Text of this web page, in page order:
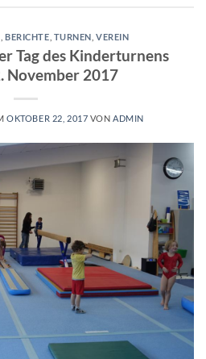
,BERICHTE TURNEN ,VEREIN
Tag des Kinderturnens
November 2017
OKTOBER 22, 2017 VONADMIN